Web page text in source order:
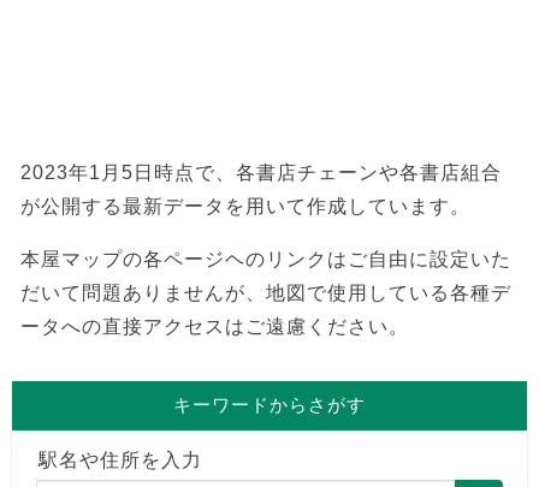
2023年1月5日時点で、各書店チェーンや各書店組合
が公開する最新データを用いて作成しています。
本屋マップの各ページヘのリンクはご自由に設定いた
だいて問題ありませんが、地図で使用している各種デ
ータへの直接アクセスはご遠慮ください。
キーワードからさがす
駅名や住所を入力